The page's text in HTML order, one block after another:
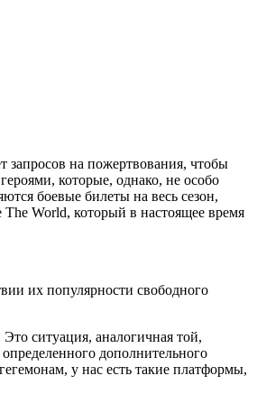
запросов на пожертвования, чтобы
которые, однако, не особо
боевые билеты на весь сезон,
World, который в настоящее время
их популярности свободного
Это ситуация, аналогичная той,
дополнительного
у нас есть такие платформы,